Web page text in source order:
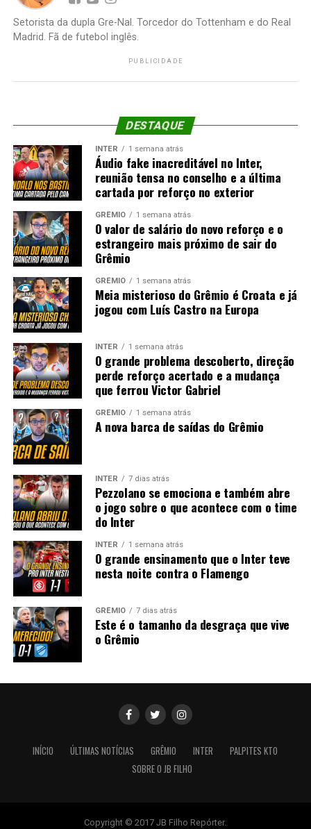
Setorista da dupla Gre-Nal. Torcedor do Tottenham e do Real
Madrid. Fã de futebol inglês.
PUBLICIDADE
DESTAQUE
INTER 1 semana atrás
Áudio fake inacreditável no Inter,
reunião tensa no conselho e a última
cartada por reforço no exterior
GRÊMIO 1 semana atrás
O valor de salário do novo reforço e o
estrangeiro mais próximo de sair do
Grêmio
GRÊMIO 1 semana atrás
Meia misterioso do Grêmio é Croata e já
jogou com Luís Castro na Europa
INTER 1 semana atrás
O grande problema descoberto, direção
perde reforço acertado e a mudança
que ferrou Victor Gabriel
GRÊMIO 1 semana atrás
A nova barca de saídas do Grêmio
INTER 7 dias atrás
Pezzolano se emociona e também abre
o jogo sobre o que acontece com o time
do Inter
INTER 1 semana atrás
O grande ensinamento que o Inter teve
nesta noite contra o Flamengo
GRÊMIO 7 dias atrás
Este é o tamanho da desgraça que vive
o Grêmio
INÍCIO ÚLTIMAS NOTÍCIAS GRÊMIO INTER
PALPITES KTO
SOBRE O JB FILHO
Copyright © 2017 JB Filho Repórter.